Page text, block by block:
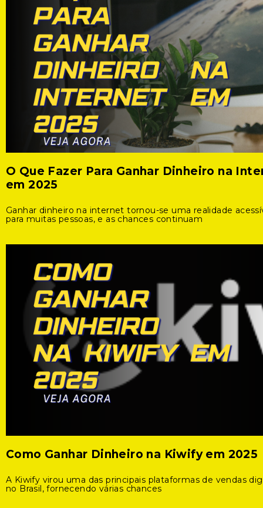
O Que Fazer Para Ganhar Dinheiro na
em 2025
Ganhar dinheiro na internet tornou-se uma realidade
para muitas pessoas, e as chances continuam
Como Ganhar Dinheiro na Kiwify em 2025
A Kiwify virou uma das principais plataformas de vendas
no Brasil, fornecendo várias chances